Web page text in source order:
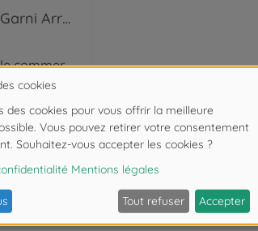
Vaiana Seau MM Garni Arrosoir
disponible dans le commerce
1de1Article